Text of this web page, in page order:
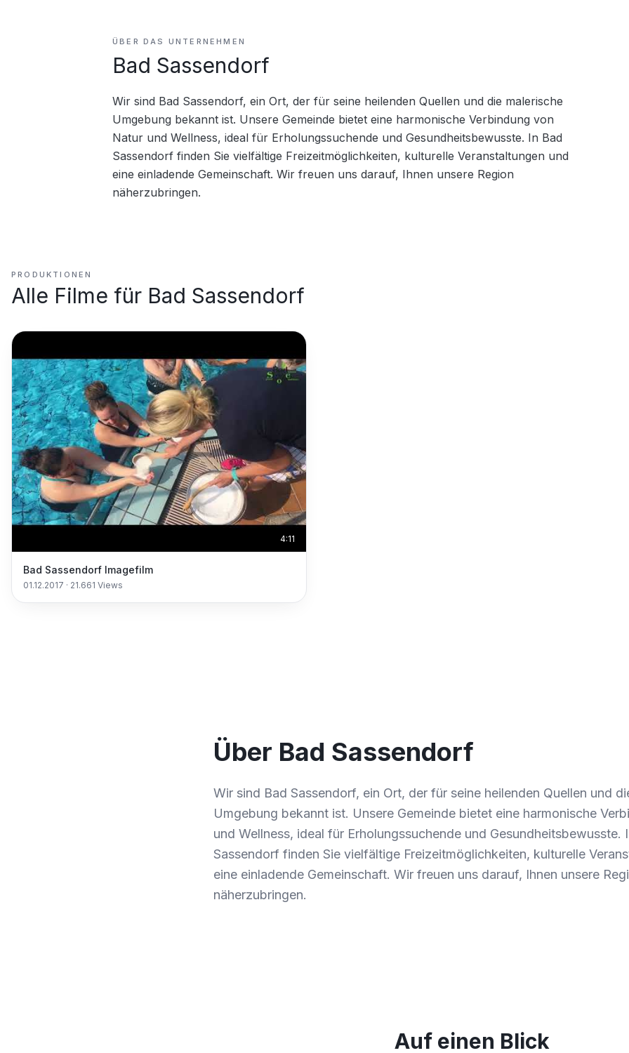
ÜBER DAS UNTERNEHMEN
Bad Sassendorf
Wir sind Bad Sassendorf, ein Ort, der für seine heilenden Quellen und die malerische
Umgebung bekannt ist. Unsere Gemeinde bietet eine harmonische Verbindung von
Natur und Wellness, ideal für Erholungssuchende und Gesundheitsbewusste. In Bad
Sassendorf finden Sie vielfältige Freizeitmöglichkeiten, kulturelle Veranstaltungen und
eine einladende Gemeinschaft. Wir freuen uns darauf, Ihnen unsere Region
näherzubringen.
PRODUKTIONEN
Alle Filme für Bad Sassendorf
4:11
Bad Sassendorf Imagefilm
01.12.2017 · 21.661 Views
Über Bad Sassendorf
Wir sind Bad Sassendorf, ein Ort, der für seine heilenden Quellen und
Umgebung bekannt ist. Unsere Gemeinde bietet eine harmonische
und Wellness, ideal für Erholungssuchende und Gesundheitsbewusste.
Sassendorf finden Sie vielfältige Freizeitmöglichkeiten, kulturelle
eine einladende Gemeinschaft. Wir freuen uns darauf, Ihnen unsere
näherzubringen.
Auf einen Blick